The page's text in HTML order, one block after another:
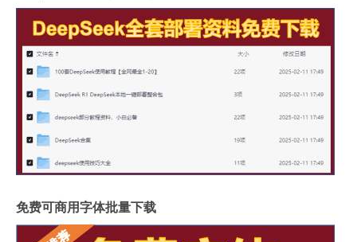
免费可商用字体批量下载